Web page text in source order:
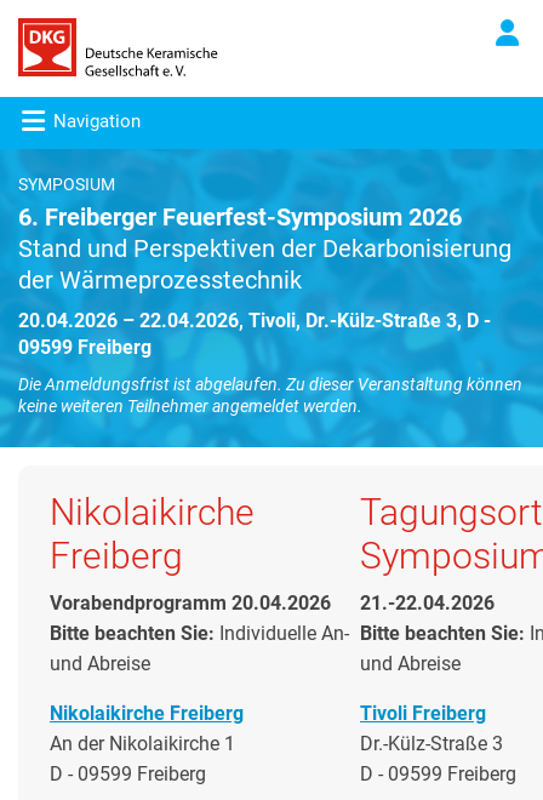
Navigation
SYMPOSIUM
6. Freiberger Feuerfest-Symposium 2026
Stand und Perspektiven der Dekarbonisierung
der Wärmeprozesstechnik
20.04.2026 – 22.04.2026, Tivoli, Dr.-Külz-Straße 3, D -
09599 Freiberg
Die Anmeldungsfrist ist abgelaufen. Zu dieser Veranstaltung können
keine weiteren Teilnehmer angemeldet werden.
Nikolaikirche
Freiberg
Vorabendprogramm 20.04.2026
Bitte beachten Sie: Individuelle An-
und Abreise
Nikolaikirche Freiberg
An der Nikolaikirche 1
D - 09599 Freiberg
21.-22.04.2026
Bitte beachten Sie:
und Abreise
Tivoli Freiberg
Dr.-Külz-Straße 3
D - 09599 Freiberg